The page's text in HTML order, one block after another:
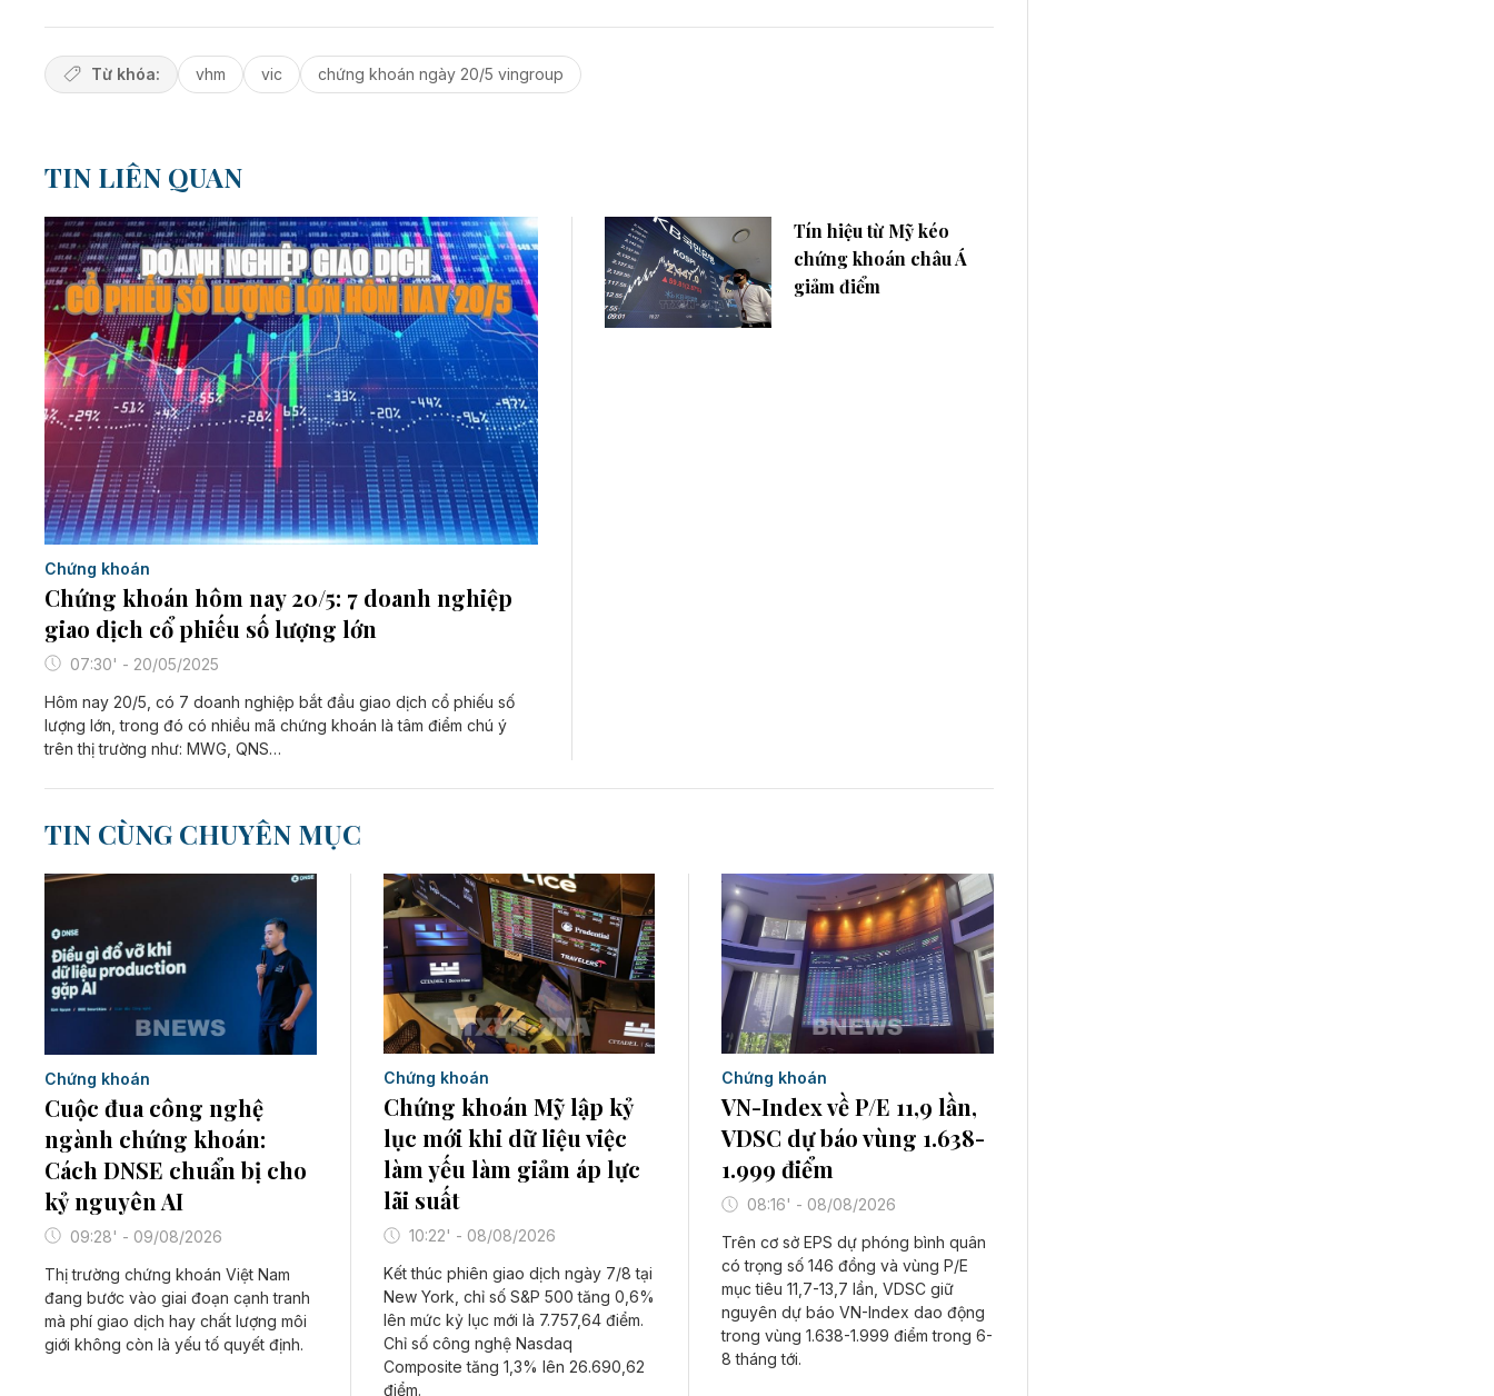
Từ khóa: vhm vic chứng khoán ngày 20/5 vingroup
TIN LIÊN QUAN
Chứng khoán
Chứng khoán hôm nay 20/5: 7 doanh nghiệp
giao dịch cổ phiếu số lượng lớn
07:30' - 20/05/2025
Hôm nay 20/5, có 7 doanh nghiệp bắt đầu giao dịch cổ phiếu số
lượng lớn, trong đó có nhiều mã chứng khoán là tâm điểm chú ý
trên thị trường như: MWG, QNS…
Tín hiệu từ Mỹ kéo
chứng khoán châu Á
giảm điểm
TIN CÙNG CHUYÊN MỤC
Chứng khoán
Cuộc đua công nghệ
ngành chứng khoán:
Cách DNSE chuẩn bị cho
kỷ nguyên AI
09:28' - 09/08/2026
Thị trường chứng khoán Việt Nam
đang bước vào giai đoạn cạnh tranh
mà phí giao dịch hay chất lượng môi
giới không còn là yếu tố quyết định.
Chứng khoán
Chứng khoán Mỹ lập kỷ
lục mới khi dữ liệu việc
làm yếu làm giảm áp lực
lãi suất
10:22' - 08/08/2026
Kết thúc phiên giao dịch ngày 7/8 tại
New York, chỉ số S&P 500 tăng 0,6%
lên mức kỷ lục mới là 7.757,64 điểm.
Chỉ số công nghệ Nasdaq
Composite tăng 1,3% lên 26.690,62
điểm.
Chứng khoán
VN-Index về P/E 11,9 lần,
VDSC dự báo vùng 1.638-
1.999 điểm
08:16' - 08/08/2026
Trên cơ sở EPS dự phóng bình quân
có trọng số 146 đồng và vùng P/E
mục tiêu 11,7-13,7 lần, VDSC giữ
nguyên dự báo VN-Index dao động
trong vùng 1.638-1.999 điểm trong 6-
8 tháng tới.